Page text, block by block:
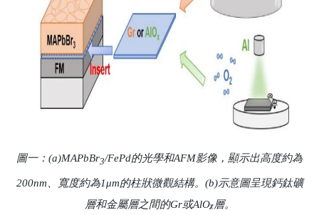
圖一：(a)MAPbBr3/FePd的光學和AFM影像，顯示出高度約為
200nm、寬度約為1μm的柱狀微觀結構。(b)示意圖呈現鈣鈦礦
層和金屬層之間的Gr或AlOχ層。